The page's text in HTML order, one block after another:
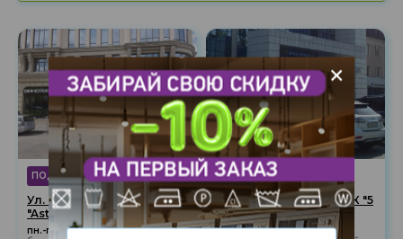
ПОДОЛЬСКИЙ РАЙОН
Ул. Ярославская, 58 (БЦ
"Astarta")
пн.-пт.: 10:00-19:00
ПОДОЛЬСКИЙ РАЙОН
Ул. Электриков, 29 а (СК "5
элемент")
пн.-пт.: 10:00-19:00
+